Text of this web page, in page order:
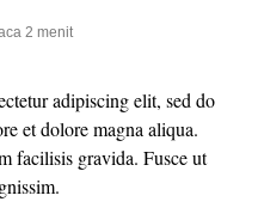
2 menit
adipiscing elit, sed do
et dolore magna aliqua.
facilisis gravida. Fusce ut